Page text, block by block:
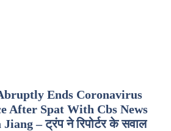
Ends Coronavirus
After Spat With Cbs News
– ट्रंप ने रिपोर्टर के सवाल